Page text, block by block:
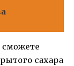
сахара